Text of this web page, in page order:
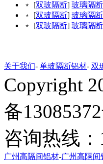
﹡ [双玻隔断] 玻璃隔
﹡ [双玻隔断] 玻璃隔
﹡ [双玻隔断] 玻璃隔
关于我们- 单玻隔断铝材- 双
Copyright
备
咨询热线
广州高隔间铝材-广州高隔间